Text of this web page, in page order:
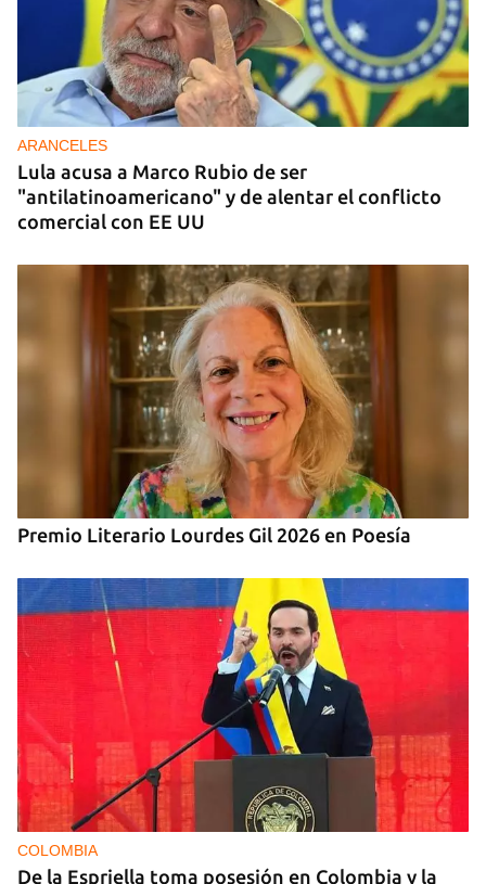
DONACIONES
China entrega otros 5.000 sistemas fotovoltaicos
para zonas rurales de Cuba
ARANCELES
Lula acusa a Marco Rubio de ser
"antilatinoamericano" y de alentar el conflicto
comercial con EE UU
Premio Literario Lourdes Gil 2026 en Poesía
COLOMBIA
De la Espriella toma posesión en Colombia y la